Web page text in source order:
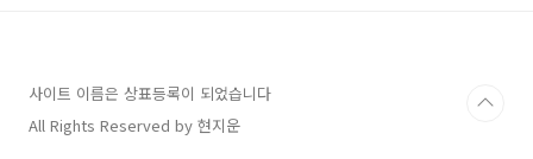
사이트 이름은 상표등록이 되었습니다
All Rights Reserved by 현지운